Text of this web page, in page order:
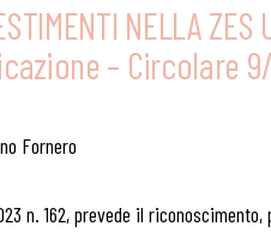
NELLA
– Circolare
Fornero
n. 162, prevede il